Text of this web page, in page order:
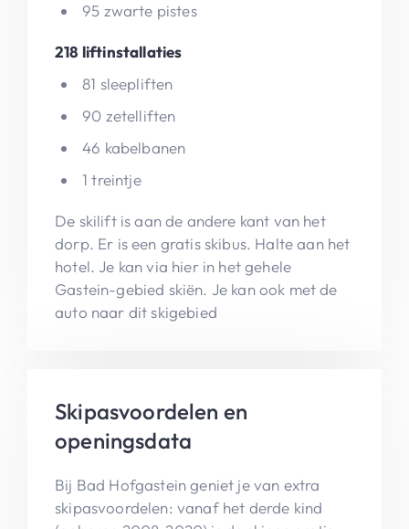
95 zwarte pistes
218 liftinstallaties
81 sleepliften
90 zetelliften
46 kabelbanen
1 treintje
De skilift is aan de andere kant van het
dorp. Er is een gratis skibus. Halte aan het
hotel. Je kan via hier in het gehele
Gastein-gebied skiën. Je kan ook met de
auto naar dit skigebied
Skipasvoordelen en
openingsdata
Bij Bad Hofgastein geniet je van extra
skipasvoordelen: vanaf het derde kind